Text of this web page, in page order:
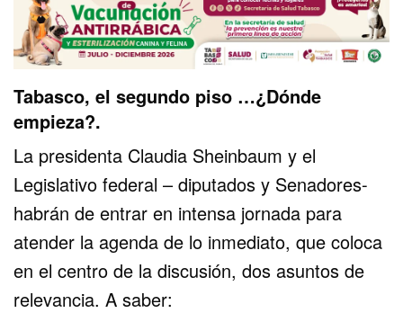
Tabasco, el segundo piso …¿Dónde
empieza?.
La presidenta Claudia Sheinbaum y el
Legislativo federal – diputados y Senadores-
habrán de entrar en intensa jornada para
atender la agenda de lo inmediato, que coloca
en el centro de la discusión, dos asuntos de
relevancia. A saber: